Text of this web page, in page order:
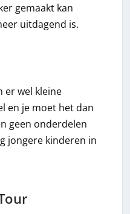
gemaakt kan
uitdagend is.
er wel kleine
en je moet het dan
geen onderdelen
jongere kinderen in